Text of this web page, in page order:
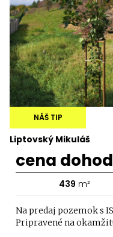
Liptovský Mikuláš
NÁŠ TIP
cena
439 m²
Na predaj pozemok s
Pripravené na